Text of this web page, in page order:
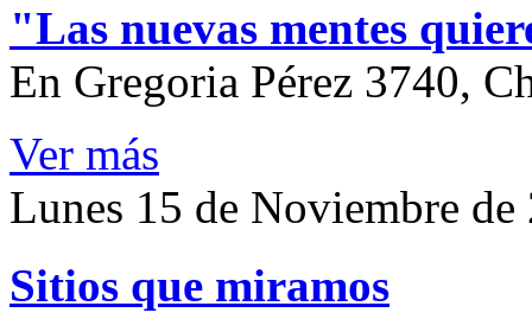
"Las nuevas mentes
En Gregoria Pérez 3740,
Ver más
Lunes 15 de Noviembre de
Sitios que miramos